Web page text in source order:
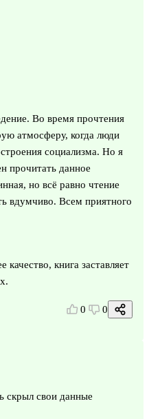
Во время прочтения
атмосферу, когда люди
социализма. Но я
прочитать данное
но всё равно чтение
вдумчиво. Всем приятного
книга заставляет
0 0
скрыл свои данные